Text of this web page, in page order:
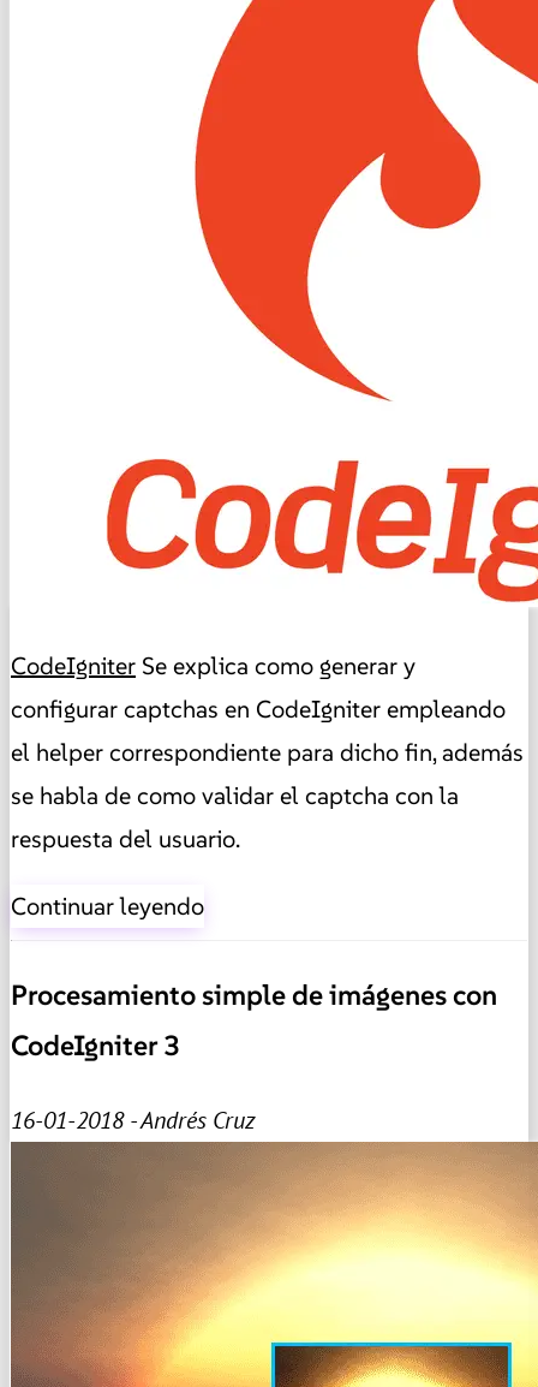
CodeIgniter Se explica como generar y
configurar captchas en CodeIgniter empleando
el helper correspondiente para dicho fin, además
se habla de como validar el captcha con la
respuesta del usuario.
Continuar leyendo
Procesamiento simple de imágenes con
CodeIgniter 3
16-01-2018 - Andrés Cruz